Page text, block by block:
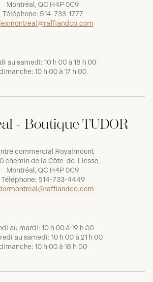
Montréal, QC H4P 0C9
Téléphone: 514-733-1777
au samedi: 10 h 00 à 18 h 00
10 h 00 à 17 h 00
- Boutique TUDOR
commercial Royalmount
chemin de la Côte-de-Liesse,
Montréal, QC H4P 0C9
Téléphone: 514-733-4449
au mardi: 10 h 00 à 19 h 00
au samedi: 10 h 00 à 21 h 00
10 h 00 à 18 h 00